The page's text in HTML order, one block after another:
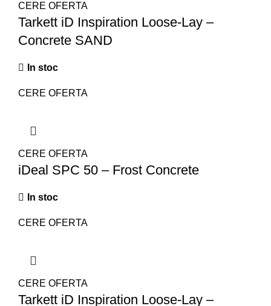
CERE OFERTA
Tarkett iD Inspiration Loose-Lay –
Concrete SAND
In stoc
CERE OFERTA
CERE OFERTA
iDeal SPC 50 – Frost Concrete
In stoc
CERE OFERTA
CERE OFERTA
Tarkett iD Inspiration Loose-Lay –